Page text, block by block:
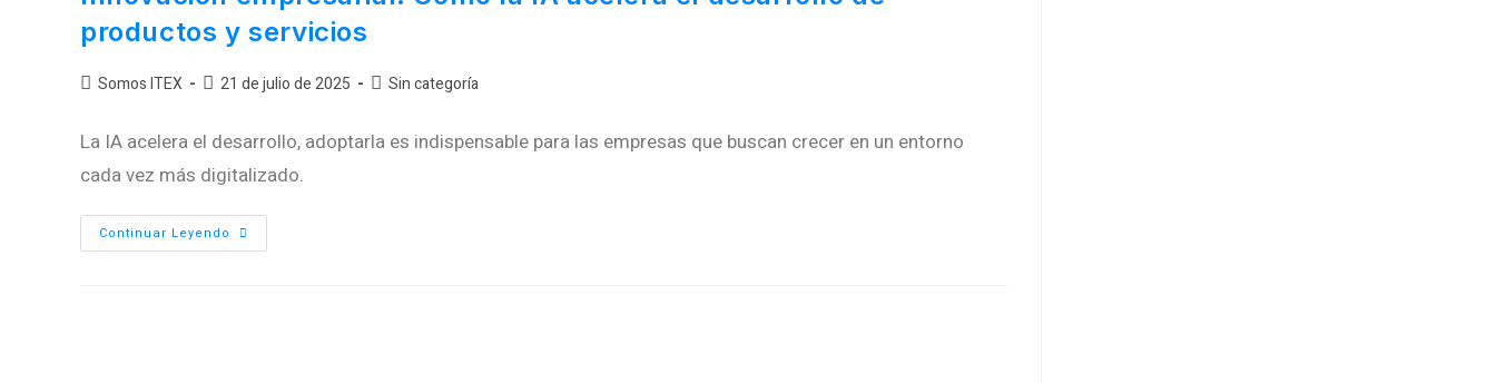
productos y servicios
Somos ITEX 21 de julio de 2025 Sin categoría
La IA acelera el desarrollo, adoptarla es indispensable para las empresas que buscan crecer en un entorno
cada vez más digitalizado.
Continuar Leyendo